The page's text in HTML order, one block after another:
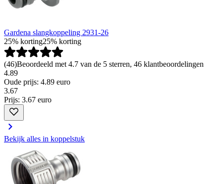
Gardena slangkoppeling 2931-26
25% korting25% korting
(46)Beoordeeld met 4.7 van de 5 sterren, 46 klantbeoordelingen
4.89
Oude prijs: 4.89 euro
3.67
Prijs: 3.67 euro
Bekijk alles in koppelstuk